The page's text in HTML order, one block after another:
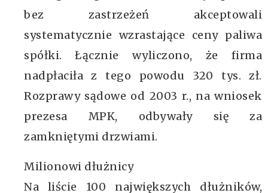
bez zastrzeżeń akceptowali
systematycznie wzrastające ceny paliwa
spółki. Łącznie wyliczono, że firma
nadpłaciła z tego powodu 320 tys. zł.
Rozprawy sądowe od 2003 r., na wniosek
prezesa MPK, odbywały się za
zamkniętymi drzwiami.
Milionowi dłużnicy
Na liście 100 największych dłużników,